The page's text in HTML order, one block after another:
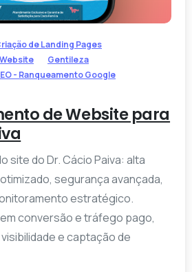
de Landing Pages
Gentileza
- Ranqueamento Google
de Website para
site do Dr. Cácio Paiva: alta
segurança avançada,
estratégico.
conversão e tráfego pago,
e captação de